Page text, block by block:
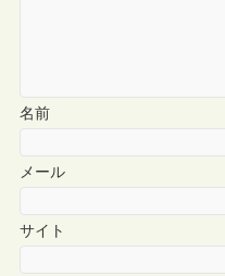
名前
メール
サイト